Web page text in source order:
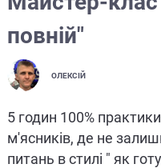
повній"
ОЛЕКСІЙ
5 годин 100%
м'ясників, де не
питань в стилі " як